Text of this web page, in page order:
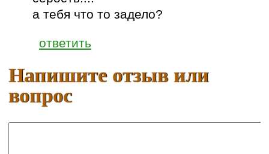
а тебя что то задело?
ответить
Напишите отзыв или
вопрос